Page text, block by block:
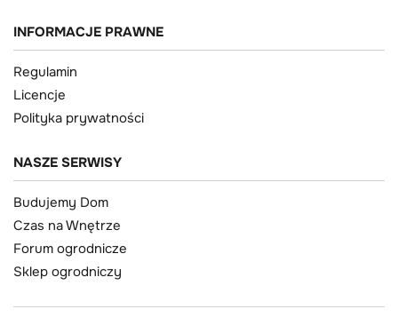
INFORMACJE PRAWNE
Regulamin
Licencje
Polityka prywatności
NASZE SERWISY
Budujemy Dom
Czas na Wnętrze
Forum ogrodnicze
Sklep ogrodniczy